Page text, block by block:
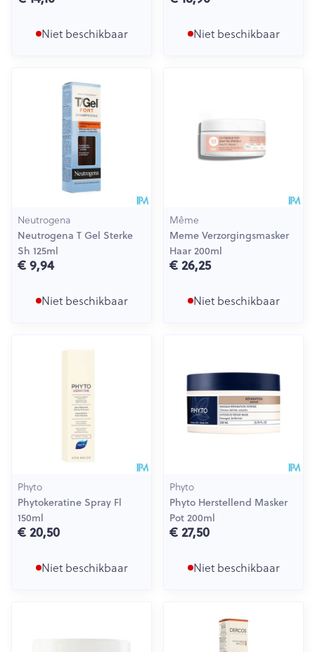
Niet beschikbaar Niet beschikbaar
Neutrogena
Neutrogena T Gel Sterke
Sh 125ml
€ 9,94
Niet beschikbaar
Même
Meme Verzorgingsmasker
Haar 200ml
€ 26,25
Niet beschikbaar
Phyto
Phytokeratine Spray Fl
150ml
€ 20,50
Niet beschikbaar
Phyto
Phyto Herstellend Masker
Pot 200ml
€ 27,50
Niet beschikbaar